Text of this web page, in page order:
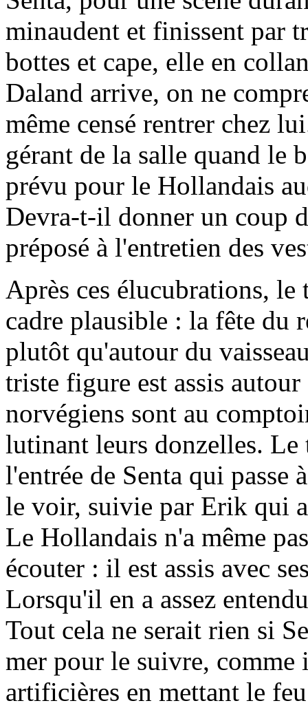
minaudent et finissent par
bottes et cape, elle en
Daland arrive, on ne
même censé rentrer chez
gérant de la salle quand le
prévu pour le Hollandais
Devra-t-il donner un coup
préposé à l'entretien des
Après ces élucubrations, le
cadre plausible : la fête du
plutôt qu'autour du
triste figure est assis
norvégiens sont au
lutinant leurs donzelles. Le
l'entrée de Senta qui passe
le voir, suivie par Erik qui
Le Hollandais n'a même
écouter : il est assis avec
Lorsqu'il en a assez
Tout cela ne serait rien si
mer pour le suivre,
artificières en mettant le